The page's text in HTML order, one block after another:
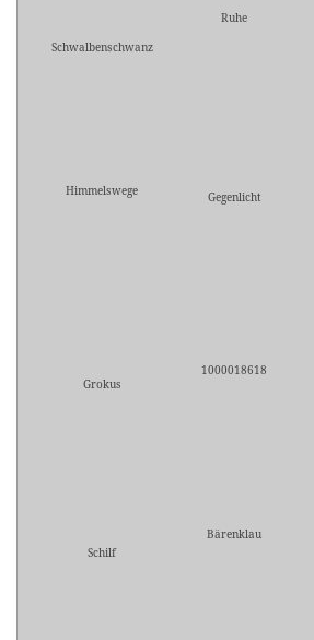
Schwalbenschwanz
Ruhe
Himmelswege
Gegenlicht
Grokus
1000018618
Schilf
Bärenklau